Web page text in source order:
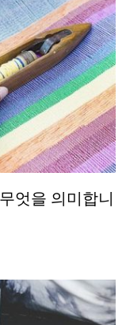
엇을 의미합니